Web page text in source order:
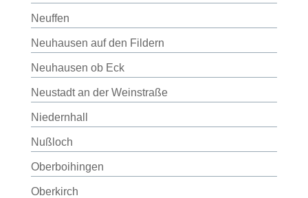
Neuffen
Neuhausen auf den Fildern
Neuhausen ob Eck
Neustadt an der Weinstraße
Niedernhall
Nußloch
Oberboihingen
Oberkirch